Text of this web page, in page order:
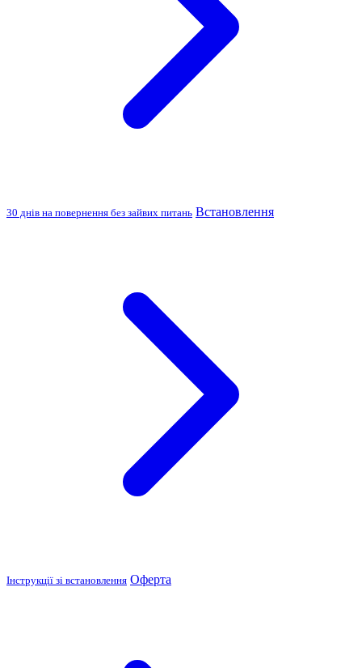
30 днів на повернення без зайвих питань Встановлення
Інструкції зі встановлення Оферта